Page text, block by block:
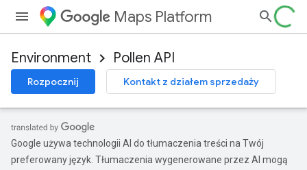
Maps Platform
Environment Pollen API
Rozpocznij Kontakt z działem sprzedaży
Google używa technologii AI do tłumaczenia treści na Twój
preferowany język. Tłumaczenia wygenerowane przez AI mogą